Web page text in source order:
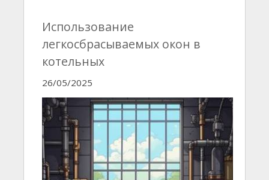
Использование
легкосбрасываемых окон в
котельных
26/05/2025